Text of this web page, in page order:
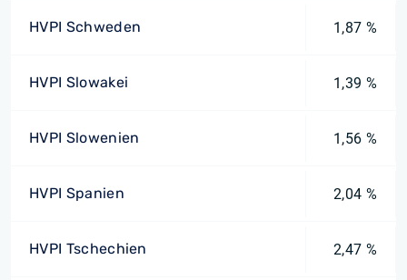
HVPI Schweden 1,87 %
HVPI Slowakei 1,39 %
HVPI Slowenien 1,56 %
HVPI Spanien 2,04 %
HVPI Tschechien 2,47 %